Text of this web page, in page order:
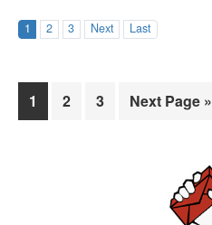
1 2 3 Next Last
Page
1 Page
2 Page
3 Next Page »